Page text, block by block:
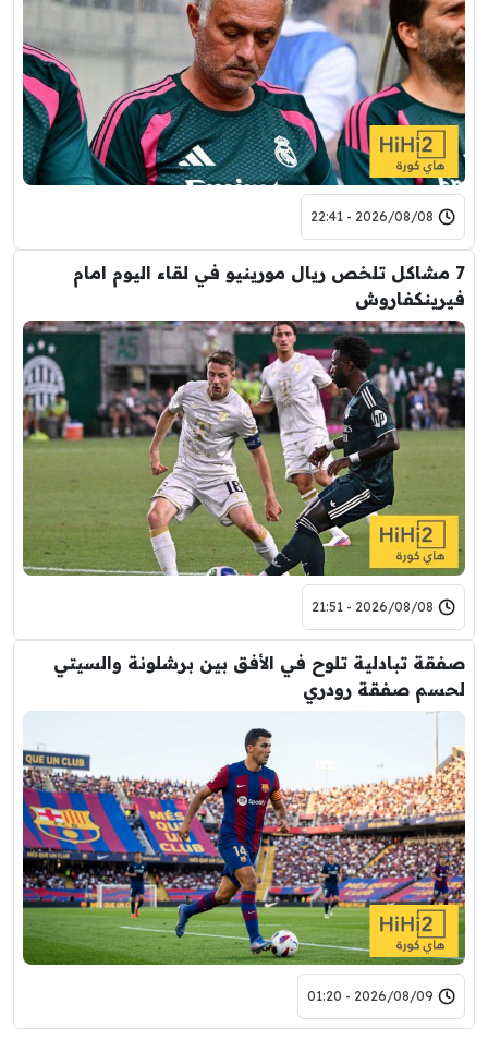
2026/08/08 - 22:41
7 مشاكل تلخص ريال مورينيو في لقاء اليوم امام
فيرينكفاروش
2026/08/08 - 21:51
صفقة تبادلية تلوح في الأفق بين برشلونة والسيتي
لحسم صفقة رودري
2026/08/09 - 01:20